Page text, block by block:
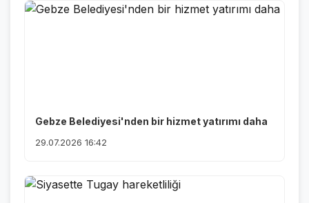
Gebze Belediyesi'nden bir hizmet yatırımı daha
29.07.2026 16:42